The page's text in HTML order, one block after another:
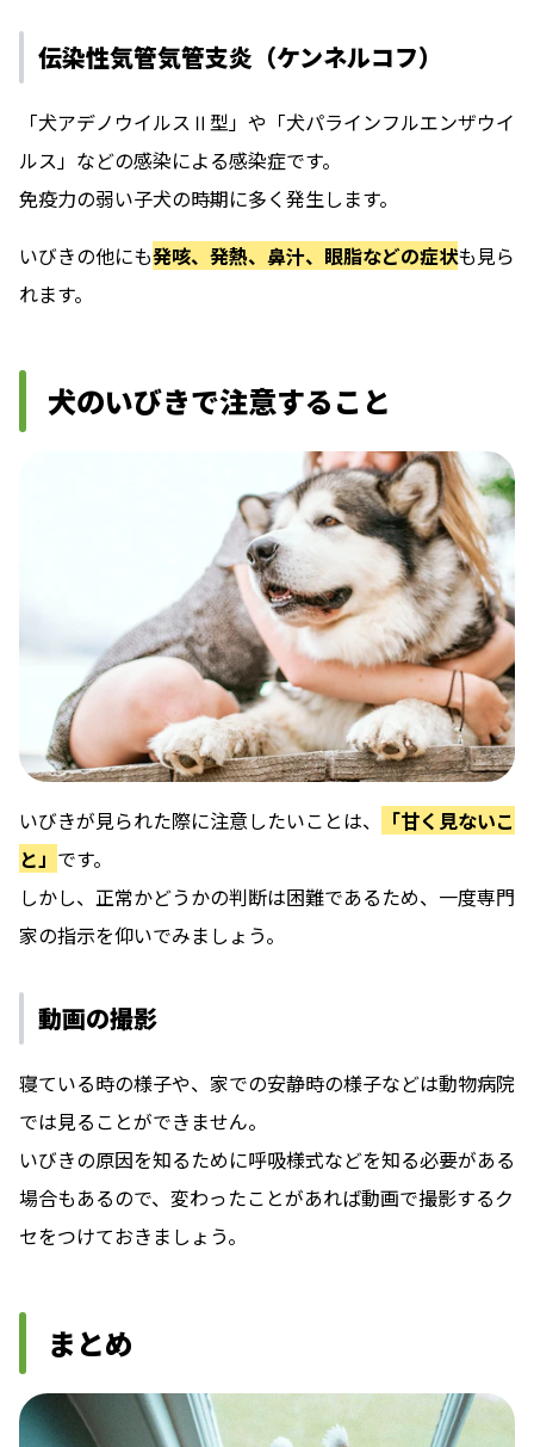
伝染性気管気管支炎（ケンネルコフ）
「犬アデノウイルスⅡ型」や「犬パラインフルエンザウイ
ルス」などの感染による感染症です。
免疫力の弱い子犬の時期に多く発生します。
いびきの他にも発咳、発熱、鼻汁、眼脂などの症状も見ら
れます。
犬のいびきで注意すること
いびきが見られた際に注意したいことは、
「甘く見ないこ
と」 です。
しかし、正常かどうかの判断は困難であるため、一度専門
家の指示を仰いでみましょう。
動画の撮影
寝ている時の様子や、家での安静時の様子などは動物病院
では見ることができません。
いびきの原因を知るために呼吸様式などを知る必要がある
場合もあるので、変わったことがあれば動画で撮影するク
セをつけておきましょう。
まとめ